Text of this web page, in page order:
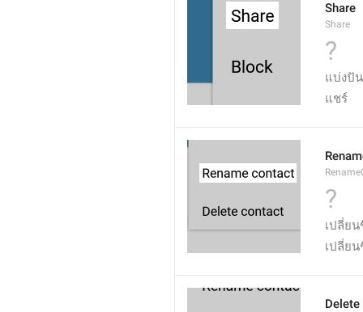
Share
Share
?
แบ่งปัน
แชร์
?
เปลี่ย
เปลี่ย